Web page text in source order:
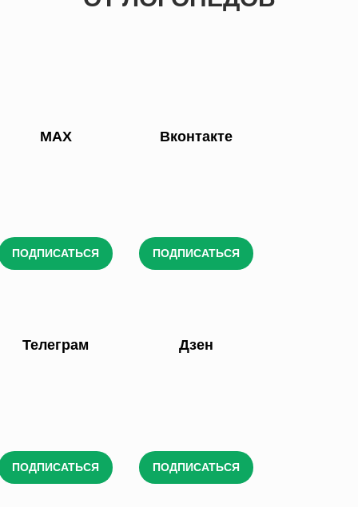
МАХ Вконтакте
Телеграм Дзен
ПОДПИСАТЬСЯ ПОДПИСАТЬСЯ
ПОДПИСАТЬСЯ ПОДПИСАТЬСЯ